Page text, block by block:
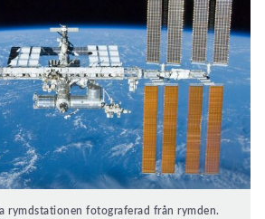
rymdstationen fotograferad från rymden.